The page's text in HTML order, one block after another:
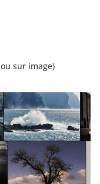
ou sur image)